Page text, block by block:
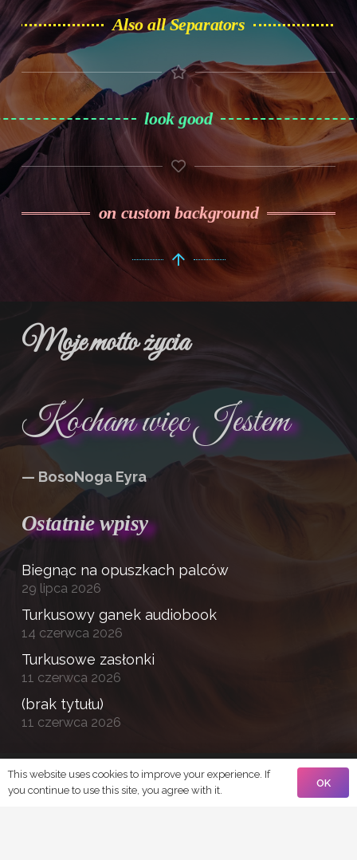
Also all Separators
look good
on custom background
Moje motto życia
Kocham więc Jestem
— BosoNoga Eyra
Ostatnie wpisy
Biegnąc na opuszkach palców
29 lipca 2026
Turkusowy ganek audiobook
14 czerwca 2026
Turkusowe zasłonki
11 czerwca 2026
(brak tytułu)
11 czerwca 2026
© 2021 Bosonoga
This website uses cookies to improve your experience. If
you continue to use this site, you agree with it.
OK